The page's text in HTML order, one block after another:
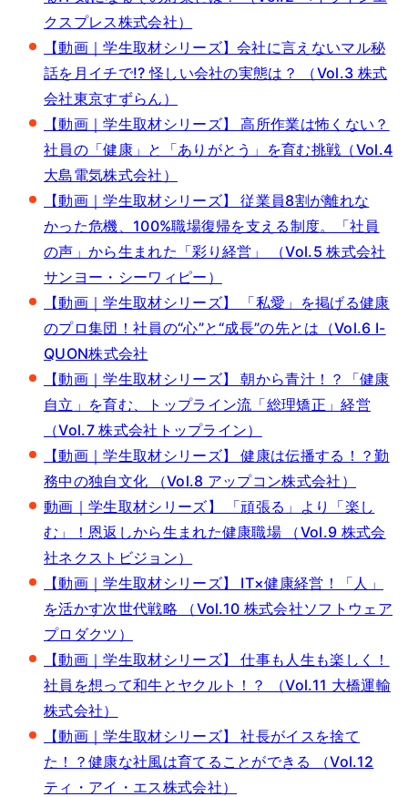
クスプレス株式会社）
【動画｜学生取材シリーズ】会社に言えないマル秘
話を月イチで!? 怪しい会社の実態は？ （Vol.3 株式
会社東京すずらん）
【動画｜学生取材シリーズ】 高所作業は怖くない？
社員の「健康」と「ありがとう」を育む挑戦（Vol.4
大島電気株式会社）
【動画｜学生取材シリーズ】 従業員8割が離れな
かった危機、100%職場復帰を支える制度。「社員
の声」から生まれた「彩り経営」 （Vol.5 株式会社
サンヨー・シーワィピー）
【動画｜学生取材シリーズ】 「私愛」を掲げる健康
のプロ集団！社員の“心”と“成長”の先とは（Vol.6 I-
QUON株式会社
【動画｜学生取材シリーズ】 朝から青汁！？「健康
自立」を育む、トップライン流「総理矯正」経営
（Vol.7 株式会社トップライン）
【動画｜学生取材シリーズ】 健康は伝播する！？勤
務中の独自文化 （Vol.8 アップコン株式会社）
動画｜学生取材シリーズ】 「頑張る」より「楽し
む」！恩返しから生まれた健康職場 （Vol.9 株式会
社ネクストビジョン）
【動画｜学生取材シリーズ】 IT×健康経営！「人」
を活かす次世代戦略 （Vol.10 株式会社ソフトウェア
プロダクツ）
【動画｜学生取材シリーズ】 仕事も人生も楽しく！
社員を想って和牛とヤクルト！？ （Vol.11 大橋運輸
株式会社）
【動画｜学生取材シリーズ】 社長がイスを捨て
た！？健康な社風は育てることができる （Vol.12
ティ・アイ・エス株式会社）